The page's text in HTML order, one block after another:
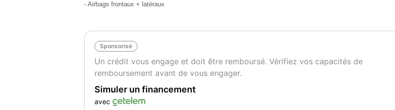
- Airbags frontaux + latéraux
Sponsorisé
Un crédit vous engage et doit être remboursé. Vérifiez vos capacités de
remboursement avant de vous engager.
Simuler un financement
avec